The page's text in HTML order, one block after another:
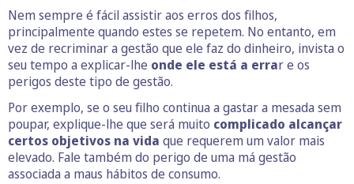
Nem sempre é fácil assistir aos erros dos filhos,
principalmente quando estes se repetem. No entanto, em
vez de recriminar a gestão que ele faz do dinheiro, invista o
seu tempo a explicar-lhe onde ele está a errar e os
perigos deste tipo de gestão.
Por exemplo, se o seu filho continua a gastar a mesada sem
poupar, explique-lhe que será muito complicado alcançar
certos objetivos na vida que requerem um valor mais
elevado. Fale também do perigo de uma má gestão
associada a maus hábitos de consumo.